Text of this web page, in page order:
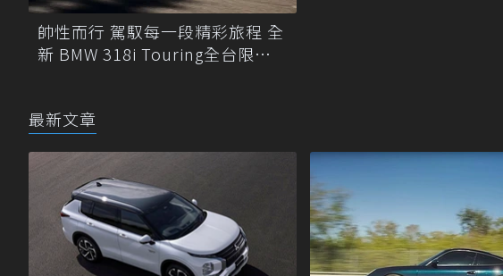
帥性而行 駕馭每一段精彩旅程 全
新 BMW 318i Touring全台限量
最新文章